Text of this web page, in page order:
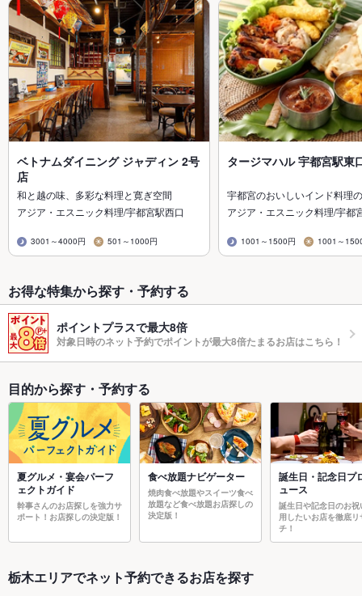
ベトナムダイニング ジャディン 2号
店
和と越の味、多彩な料理と寛ぎ空間
アジア・エスニック料理/宇都宮駅西口
3001～4000円 501～1000円
タージマハル 宇都宮駅東
宇都宮のおいしいインド料理
アジア・エスニック料理/宇都
1001～1500円 1001～
お得な特集から探す・予約する
ポイントプラスで最大8倍
対象日時のネット予約でポイントが最大8倍たまるお店はこちら！
目的から探す・予約する
夏グルメ・宴会パーフ
ェクトガイド
幹事さんのお店探しを強力サ
ポート！お店探しの決定版！
食べ放題ナビゲーター
焼肉食べ放題やスイーツ食べ
放題など食べ放題お店探しの
決定版！
誕生日・記念日プ
ュース
誕生日や記念日のお祝
用したいお店を徹底リ
チ！
栃木エリアでネット予約できるお店を探す